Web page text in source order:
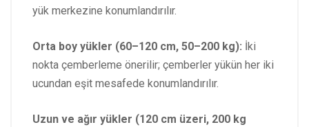
yük merkezine konumlandırılır.
Orta boy yükler (60–120 cm, 50–200 kg): İki
nokta çemberleme önerilir; çemberler yükün her iki
ucundan eşit mesafede konumlandırılır.
Uzun ve ağır yükler (120 cm üzeri, 200 kg